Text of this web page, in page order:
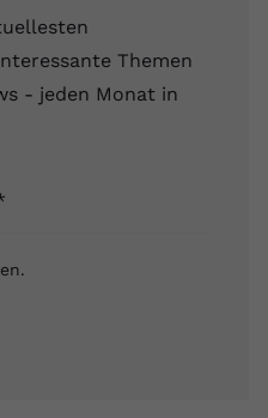
Themen
- jeden Monat in